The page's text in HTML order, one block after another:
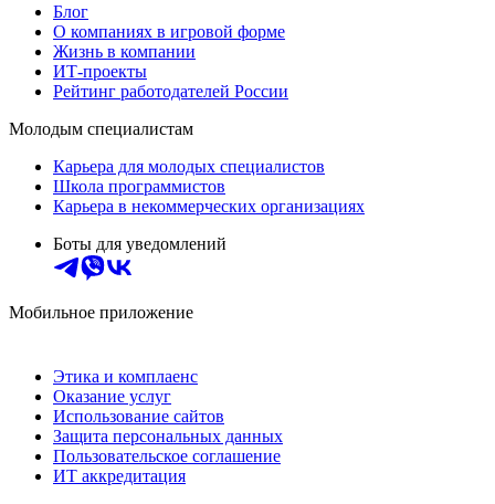
Блог
О компаниях в игровой форме
Жизнь в компании
ИТ-проекты
Рейтинг работодателей России
Молодым специалистам
Карьера для молодых специалистов
Школа программистов
Карьера в некоммерческих организациях
Боты для уведомлений
Мобильное приложение
Этика и комплаенс
Оказание услуг
Использование сайтов
Защита персональных данных
Пользовательское соглашение
ИТ аккредитация